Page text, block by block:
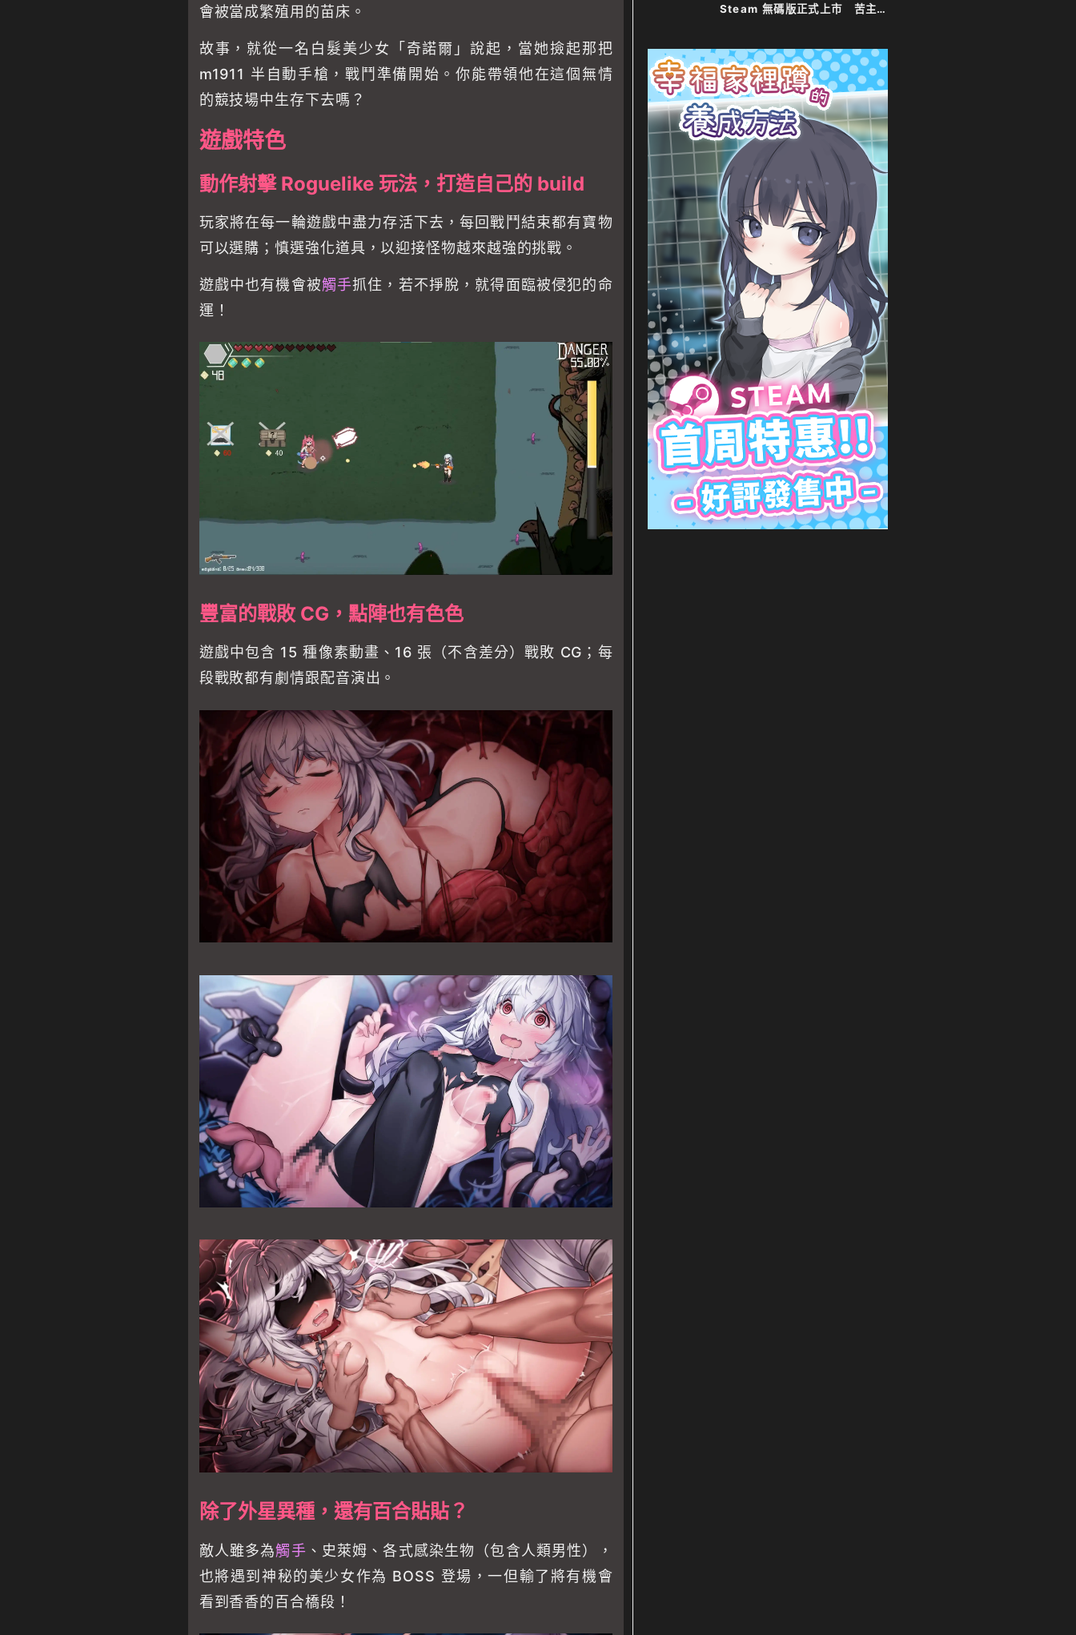
會被當成繁殖用的苗床。
故事，就從一名白髮美少女「奇諾爾」說起，當她撿起那把
m1911 半自動手槍，戰鬥準備開始。你能帶領他在這個無情
的競技場中生存下去嗎？
遊戲特色
動作射擊 Roguelike 玩法，打造自己的 build
玩家將在每一輪遊戲中盡力存活下去，每回戰鬥結束都有寶物
可以選購；慎選強化道具，以迎接怪物越來越強的挑戰。
遊戲中也有機會被觸手抓住，若不掙脫，就得面臨被侵犯的命
運！
豐富的戰敗 CG，點陣也有色色
遊戲中包含 15 種像素動畫、16 張（不含差分）戰敗 CG；每
段戰敗都有劇情跟配音演出。
除了外星異種，還有百合貼貼？
敵人雖多為觸手 、史萊姆、各式感染生物（包含人類男性），
也將遇到神秘的美少女作為 BOSS 登場，一但輸了將有機會
看到香香的百合橋段！
Steam 無碼版正式上市 苦主